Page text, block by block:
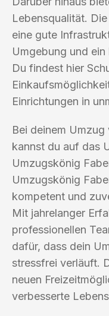
Lebensqualität.
eine gute
Umgebung und
Du findest hier
Einrichtungen in
Bei deinem
kannst du auf das
Umzugskönig
Umzugskönig
kompetent und
Mit jahrelanger
professionellen
dafür, dass dein
stressfrei verläuft.
neuen
verbesserte